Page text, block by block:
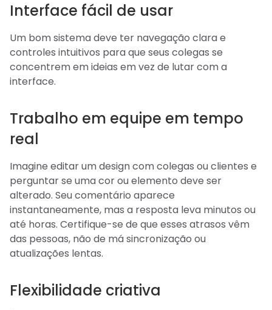
Interface fácil de usar
Um bom sistema deve ter navegação clara e
controles intuitivos para que seus colegas se
concentrem em ideias em vez de lutar com a
interface.
Trabalho em equipe em tempo
real
Imagine editar um design com colegas ou clientes e
perguntar se uma cor ou elemento deve ser
alterado. Seu comentário aparece
instantaneamente, mas a resposta leva minutos ou
até horas. Certifique-se de que esses atrasos vêm
das pessoas, não de má sincronização ou
atualizações lentas.
Flexibilidade criativa